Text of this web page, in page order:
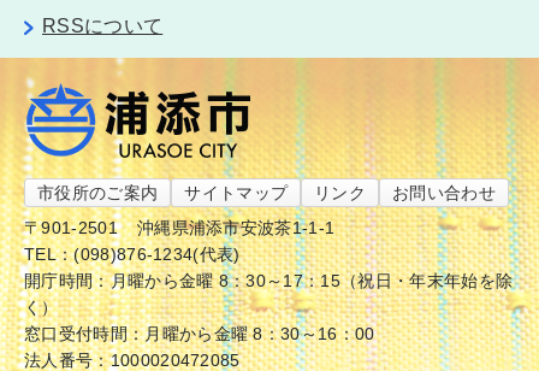
RSSについて
市役所のご案内 サイトマップ リンク
お問い合わせ
〒901-2501
沖縄県浦添市安波茶1-1-1
TEL：(098)876-1234(代表)
開庁時間：月曜から金曜 8：30～17：15（祝日・年末年始を除
く）
窓口受付時間：月曜から金曜 8：30～16：00
法人番号：1000020472085